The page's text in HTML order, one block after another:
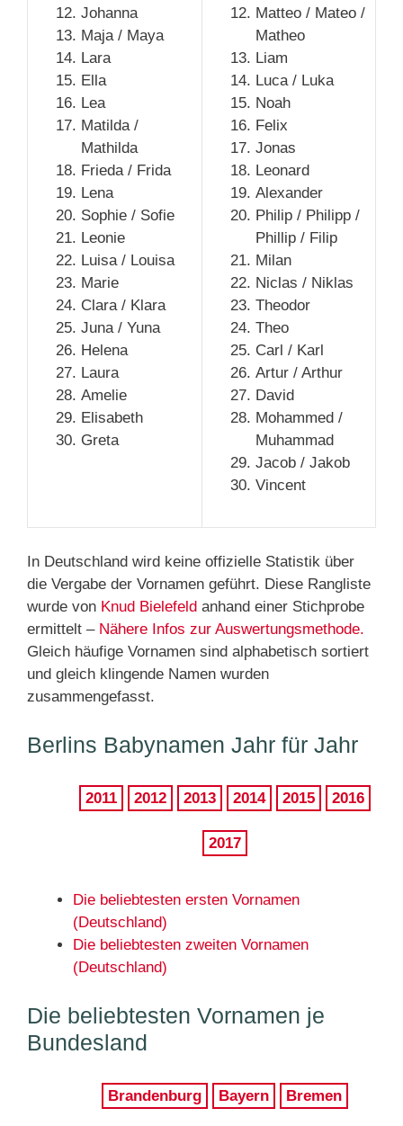
Johanna
Maja / Maya
Lara
Ella
Lea
Matilda /
Mathilda
Frieda / Frida
Lena
Sophie / Sofie
Leonie
Luisa / Louisa
Marie
Clara / Klara
Juna / Yuna
Helena
Laura
Amelie
Elisabeth
Greta
Matteo / Mateo /
Matheo
Liam
Luca / Luka
Noah
Felix
Jonas
Leonard
Alexander
Philip / Philipp /
Phillip / Filip
Milan
Niclas / Niklas
Theodor
Theo
Carl / Karl
Artur / Arthur
David
Mohammed /
Muhammad
Jacob / Jakob
Vincent
In Deutschland wird keine offizielle Statistik über
die Vergabe der Vornamen geführt. Diese Rangliste
wurde von Knud Bielefeld anhand einer Stichprobe
ermittelt – Nähere Infos zur Auswertungsmethode.
Gleich häufige Vornamen sind alphabetisch sortiert
und gleich klingende Namen wurden
zusammengefasst.
Berlins Babynamen Jahr für Jahr
2011 2012 2013 2014 2015 2016
2017
Die beliebtesten ersten Vornamen
(Deutschland)
Die beliebtesten zweiten Vornamen
(Deutschland)
Die beliebtesten Vornamen je
Bundesland
Brandenburg Bayern Bremen